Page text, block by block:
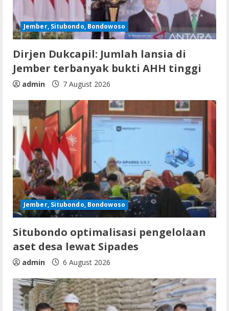
Jember, Situbondo, Bondowoso
Dirjen Dukcapil: Jumlah lansia di
Jember terbanyak bukti AHH tinggi
admin 7 August 2026
Jember, Situbondo, Bondowoso
Situbondo optimalisasi pengelolaan
aset desa lewat Sipades
admin 6 August 2026